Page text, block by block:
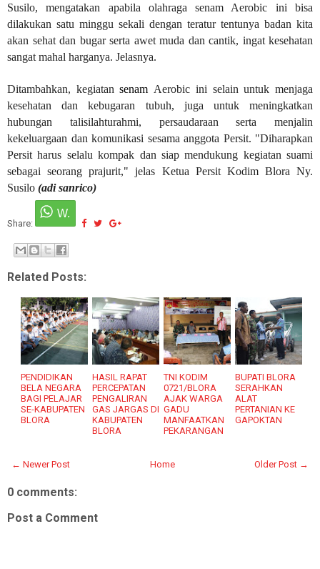
Susilo, mengatakan apabila olahraga senam Aerobic ini bisa
dilakukan satu minggu sekali dengan teratur tentunya badan kita
akan sehat dan bugar serta awet muda dan cantik, ingat kesehatan
sangat mahal harganya. Jelasnya.
Ditambahkan, kegiatan senam Aerobic ini selain untuk menjaga
kesehatan dan kebugaran tubuh, juga untuk meningkatkan
hubungan talisilahturahmi, persaudaraan serta menjalin
kekeluargaan dan komunikasi sesama anggota Persit. "Diharapkan
Persit harus selalu kompak dan siap mendukung kegiatan suami
sebagai seorang prajurit," jelas Ketua Persit Kodim Blora Ny.
Susilo (adi sanrico)
Share:
Related Posts:
PENDIDIKAN
BELA NEGARA
BAGI PELAJAR
SE-KABUPATEN
BLORA
HASIL RAPAT
PERCEPATAN
PENGALIRAN
GAS JARGAS DI
KABUPATEN
BLORA
TNI KODIM
0721/BLORA
AJAK WARGA
GADU
MANFAATKAN
PEKARANGAN
BUPATI BLORA
SERAHKAN
ALAT
PERTANIAN KE
GAPOKTAN
← Newer Post Older Post →
Home
0 comments:
Post a Comment